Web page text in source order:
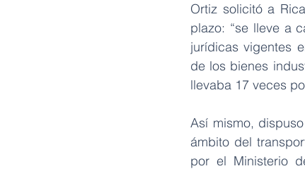
Ortiz solicitó a
plazo: “se lleve a
jurídicas vigentes
de los bienes
llevaba 17 veces
Así mismo,
ámbito del
por el Ministerio